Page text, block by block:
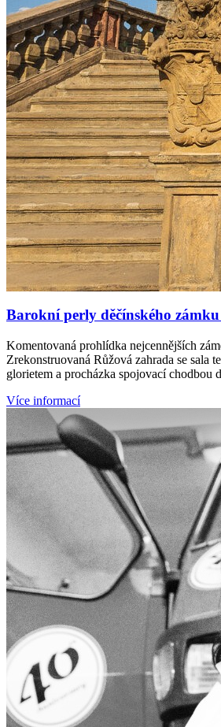
Barokní perly děčínského zámku
Komentovaná prohlídka nejcennějších
Zrekonstruovaná Růžová zahrada se sala
glorietem a procházka spojovací chodbou
Více informací